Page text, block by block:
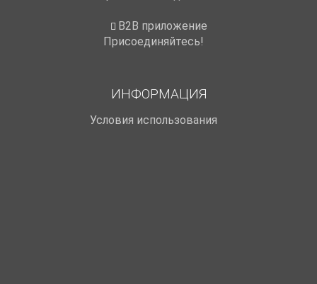
B2B приложение
Присоединяйтесь!
ИНФОРМАЦИЯ
Условия использования